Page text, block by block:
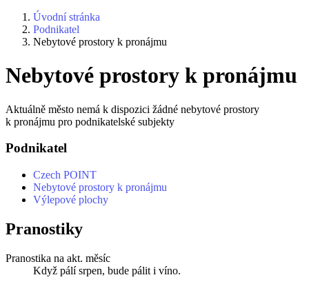
Úvodní stránka
Podnikatel
Nebytové prostory k pronájmu
Nebytové prostory k pronájmu
Aktuálně město nemá k dispozici žádné nebytové prostory
k pronájmu pro podnikatelské subjekty
Podnikatel
Czech POINT
Nebytové prostory k pronájmu
Výlepové plochy
Pranostiky
Pranostika na akt. měsíc
Když pálí srpen, bude pálit i víno.